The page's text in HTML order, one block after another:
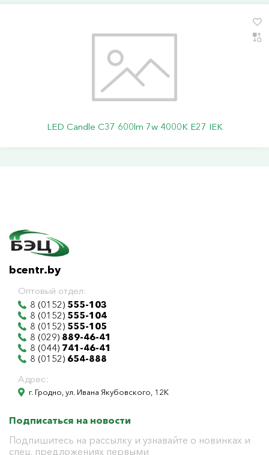
LED Candle C37 600lm 7w 4000K E27 IEK
bcentr.by
Оптовый отдел:
8 (0152) 555-103
8 (0152) 555-104
8 (0152) 555-105
8 (029) 889-46-41
8 (044) 741-46-41
8 (0152) 654-888
Адрес:
г. Гродно, ул. Ивана Якубовского, 12К
Подписаться на новости
Подпишитесь на рассылку и узнавайте о новинках и
спец. предложениях первыми